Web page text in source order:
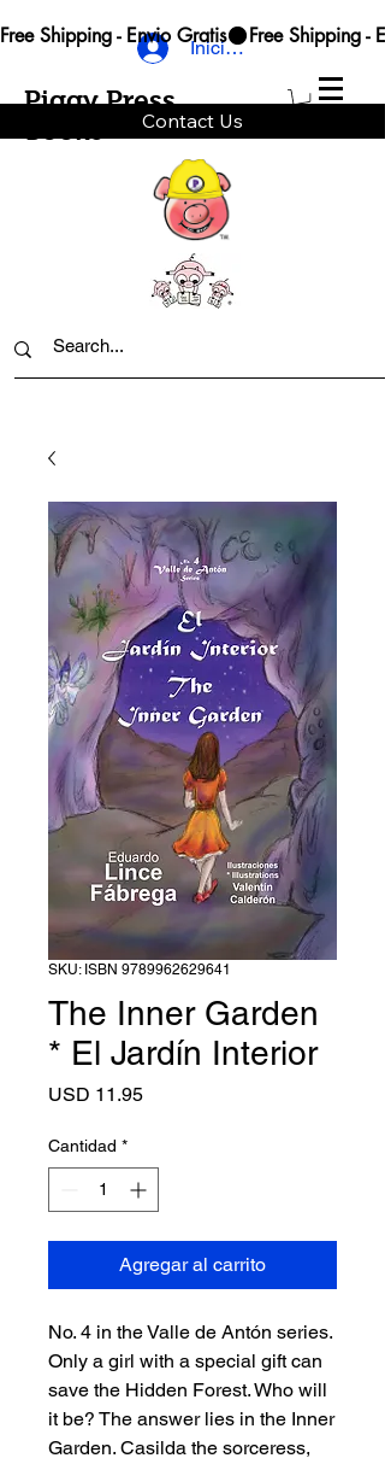
Piggy Press
Contact Us
Iniciar sesión
Free Shipping - Envio Gratis
SKU: ISBN 9789962629641
The Inner Garden
* El Jardín Interior
USD 11.95Precio
Cantidad *
Agregar al carrito
No. 4 in the Valle de Antón series.
Only a girl with a special gift can
save the Hidden Forest. Who will
it be? The answer lies in the Inner
Garden. Casilda the sorceress,